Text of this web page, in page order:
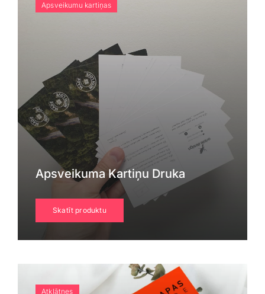
Apsveikumu kartiņas
Apsveikuma Kartiņu Druka
Skatīt produktu
Atklātnes